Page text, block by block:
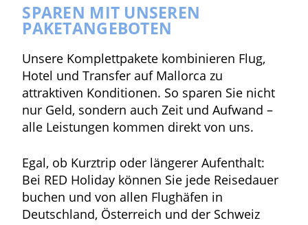
SPAREN MIT UNSEREN
PAKETANGEBOTEN
Unsere Komplettpakete kombinieren Flug,
Hotel und Transfer auf Mallorca zu
attraktiven Konditionen. So sparen Sie nicht
nur Geld, sondern auch Zeit und Aufwand –
alle Leistungen kommen direkt von uns.
Egal, ob Kurztrip oder längerer Aufenthalt:
Bei RED Holiday können Sie jede Reisedauer
buchen und von allen Flughäfen in
Deutschland, Österreich und der Schweiz